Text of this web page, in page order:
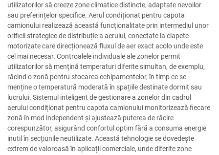
utilizatorilor să creeze zone climatice distincte, adaptate nevoilor
sau preferințelor specifice. Aerul condiționat pentru capota
camionului realizează această funcționalitate prin intermediul unor
orificii strategice de distribuție a aerului, conectate la clapete
motorizate care direcționează fluxul de aer exact acolo unde este
cel mai necesar. Controalele individuale ale zonelor permit
utilizatorilor să mențină temperaturi diferite simultan, de exemplu,
răcind o zonă pentru stocarea echipamentelor, în timp ce se
menține o temperatură moderată în spațiile destinate dormit sau
lucrului. Sistemul inteligent de gestionare a zonelor din cadrul
aerului condiționat pentru capota camionului monitorizează fiecare
zonă în mod independent și ajustează puterea de răcire
corespunzător, asigurând confortul optim fără a consuma energie
inutil în secțiunile neutilizate. Această tehnologie se dovedește
extrem de valoroasă în aplicații comerciale, unde diferite zone